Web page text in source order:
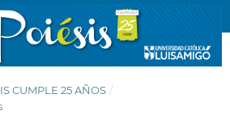
CUMPLE 25 AÑOS /